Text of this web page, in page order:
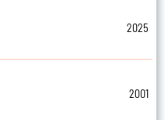
2025
2001